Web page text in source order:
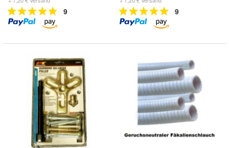
9 9